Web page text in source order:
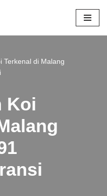
Terkenal di Malang
Koi